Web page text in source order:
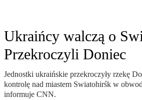
Ukraińcy walczą o
Przekroczyli Doniec
Jednostki ukraińskie przekroczyły rzekę
kontrolę nad miastem Swiatohirśk w
informuje CNN.